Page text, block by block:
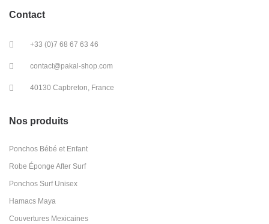
Contact
+33 (0)7 68 67 63 46
contact@pakal-shop.com
40130 Capbreton, France
Nos produits
Ponchos Bébé et Enfant
Robe Éponge After Surf
Ponchos Surf Unisex
Hamacs Maya
Couvertures Mexicaines